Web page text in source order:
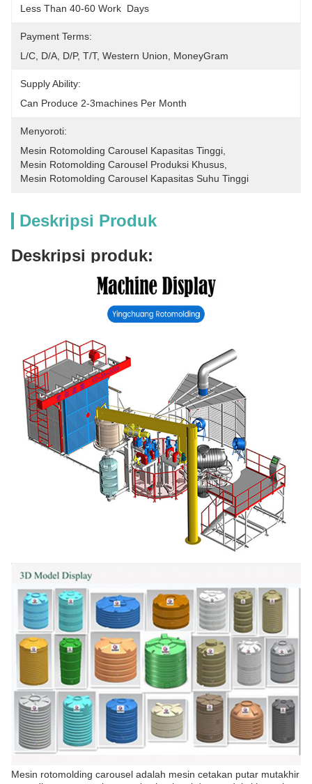
Less Than 40-60 Work  Days
Payment Terms:
L/C, D/A, D/P, T/T, Western Union, MoneyGram
Supply Ability:
Can Produce 2-3machines Per Month
Menyoroti:
Mesin Rotomolding Carousel Kapasitas Tinggi
Mesin Rotomolding Carousel Produksi Khusus
Mesin Rotomolding Carousel Kapasitas Suhu Tinggi
Deskripsi Produk
Deskripsi produk:
Mesin rotomolding carousel adalah mesin cetakan putar mutakhir